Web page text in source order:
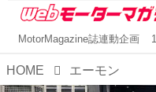
MotorMagazine誌連動企画
HOME エーモン